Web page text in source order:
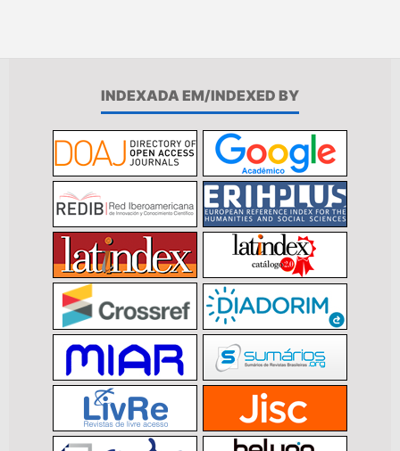
INDEXADA EM/INDEXED BY